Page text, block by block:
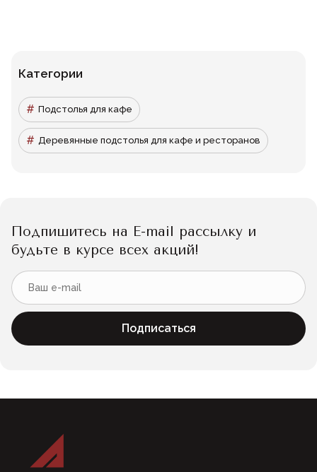
Категории
Подстолья для кафе
Деревянные подстолья для кафе и ресторанов
Подпишитесь на E-mail рассылку и
будьте в курсе всех акций!
Подписаться